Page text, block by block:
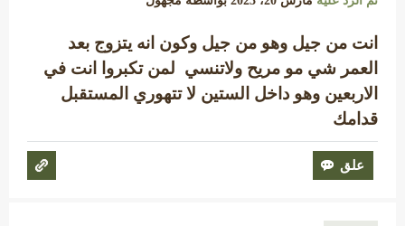
انت من جيل وهو من جيل وكون انه يتزوج بعد
العمر شي مو مريح ولاتنسي لمن تكبروا انت في
الاربعين وهو داخل الستين لا تتهوري المستقبل
قدامك